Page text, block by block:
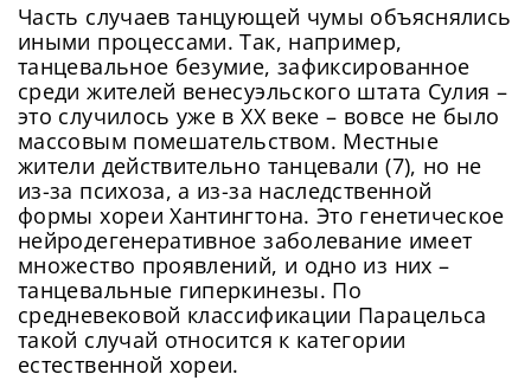
Часть случаев танцующей чумы объяснялись
иными процессами. Так, например,
танцевальное безумие, зафиксированное
среди жителей венесуэльского штата Сулия –
это случилось уже в XX веке – вовсе не было
массовым помешательством. Местные
жители действительно танцевали (7), но не
из-за психоза, а из-за наследственной
формы хореи Хантингтона. Это генетическое
нейродегенеративное заболевание имеет
множество проявлений, и одно из них –
танцевальные гиперкинезы. По
средневековой классификации Парацельса
такой случай относится к категории
естественной хореи.